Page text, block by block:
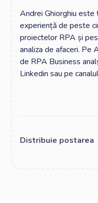
Andrei Ghiorghiu
experiență de peste
proiectelor RPA și
analiza de afaceri. Pe
de RPA Business
Linkedin sau pe
Distribuie postarea